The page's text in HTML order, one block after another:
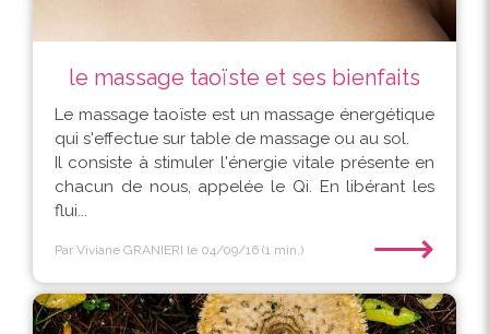
le massage taoïste et ses bienfaits
Le massage taoïste est un massage énergétique
qui s'effectue sur table de massage ou au sol.
Il consiste à stimuler l'énergie vitale présente en
chacun de nous, appelée le Qi. En libérant les
flui...
Par Viviane GRANIERI le 04/09/16 (1 min.) ⟶